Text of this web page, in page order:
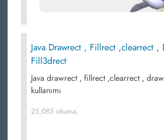
Java Drawrect , Fillrect ,clearrect ,
Fill3drect
Java drawrect , fillrect ,clearrect ,
kullanımı
25,085 okuma,